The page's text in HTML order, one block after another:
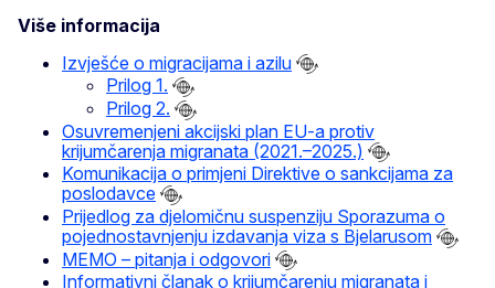
Više informacija
Izvješće o migracijama i azilu
Prilog 1.
Prilog 2.
Osuvremenjeni akcijski plan EU-a protiv
krijumčarenja migranata (2021.–2025.)
Komunikacija o primjeni Direktive o sankcijama za
poslodavce
Prijedlog za djelomičnu suspenziju Sporazuma o
pojednostavnjenju izdavanja viza s Bjelarusom
MEMO – pitanja i odgovori
Informativni članak o krijumčarenju migranata i